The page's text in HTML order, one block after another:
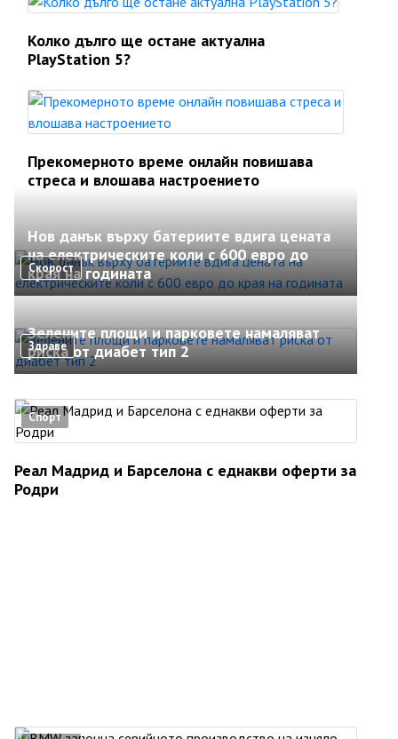
Колко дълго ще остане актуална
PlayStation 5?
Прекомерното време онлайн повишава
стреса и влошава настроението
Скорост
Нов данък върху батериите вдига цената
на електрическите коли с 600 евро до
края на годината
Здраве
Зелените площи и парковете намаляват
риска от диабет тип 2
Спорт
Реал Мадрид и Барселона с еднакви оферти за
Родри